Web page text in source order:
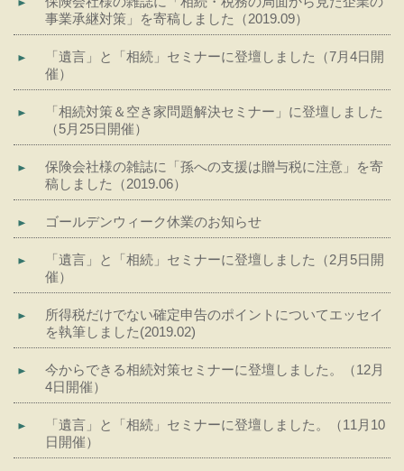
事業承継対策」を寄稿しました（2019.09）
「遺言」と「相続」セミナーに登壇しました（7月4日開
催）
「相続対策＆空き家問題解決セミナー」に登壇しました
（5月25日開催）
保険会社様の雑誌に「孫への支援は贈与税に注意」を寄
稿しました（2019.06）
ゴールデンウィーク休業のお知らせ
「遺言」と「相続」セミナーに登壇しました（2月5日開
催）
所得税だけでない確定申告のポイントについてエッセイ
を執筆しました(2019.02)
今からできる相続対策セミナーに登壇しました。（12月
4日開催）
「遺言」と「相続」セミナーに登壇しました。（11月10
日開催）